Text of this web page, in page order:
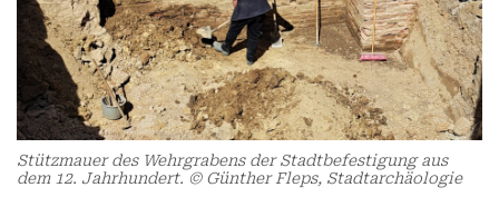
Stützmauer des Wehrgrabens der Stadtbefestigung aus
dem 12. Jahrhundert. © Günther Fleps, Stadtarchäologie